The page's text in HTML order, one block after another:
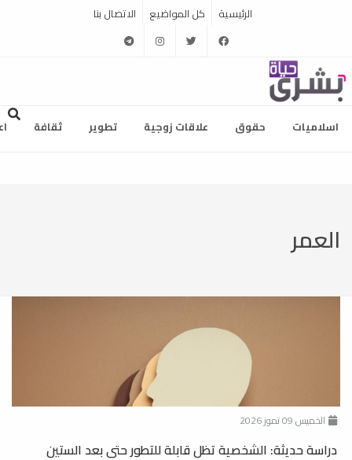
الرئيسية كل المواضيع الاتصال بنا
facebook
twitter
instagram
telegram
اسلاميات حقوق علاقات زوجية تطوير ثقافة
العمر
الخميس 09 تموز 2026
دراسة حديثة: الشخصية تظل قابلة للتطور حتى بعد الستين